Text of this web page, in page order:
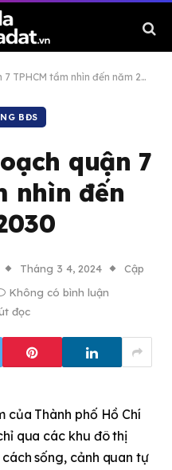
tầm nhìn đến năm 2030
BĐS
quận 7
nhìn đến
Tháng 3 4, 2024
Cập
Không có bình luận
đọc
của Thành phố Hồ Chí
qua các khu đô thị
sống, cảnh quan tự